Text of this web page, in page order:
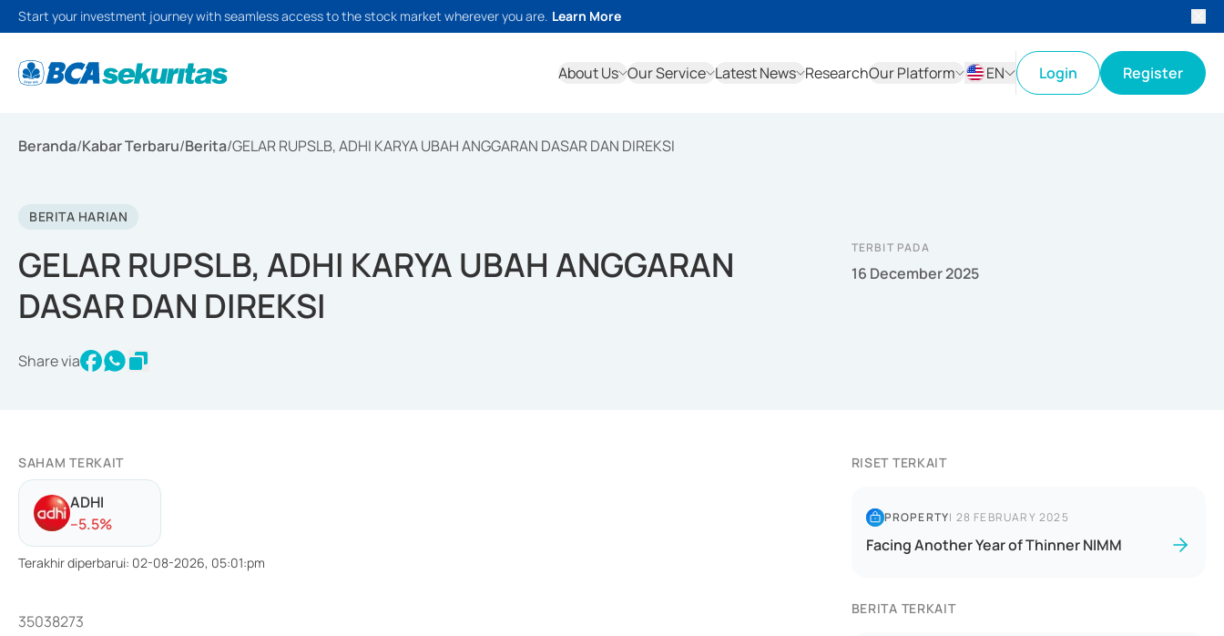
Start your investment journey with seamless access to the stock market wherever you are. Learn More
About Us Our Service Latest News ResearchOur Platform
EN
Login Register
Beranda/Kabar Terbaru/Berita/GELAR RUPSLB, ADHI KARYA UBAH ANGGARAN DASAR DAN DIREKSI
BERITA HARIAN
GELAR RUPSLB, ADHI KARYA UBAH ANGGARAN
DASAR DAN DIREKSI
Share via
TERBIT PADA
16 December 2025
SAHAM TERKAIT
ADHI
--5.5%
Terakhir diperbarui: 02-08-2026, 05:01:pm
35038273
RISET TERKAIT
PROPERTY| 28 FEBRUARY 2025
Facing Another Year of Thinner NIMM
BERITA TERKAIT